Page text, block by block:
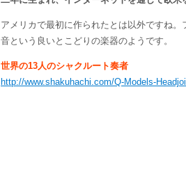
アメリカで最初に作られたとは以外ですね
音という良いとこどりの楽器のようです。
世界の13人のシャクルート奏者
http://www.shakuhachi.com/Q-Models-